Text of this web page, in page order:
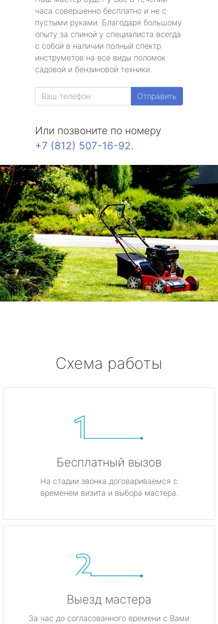
часа совершенно бесплатно и не с
пустыми руками. Благодаря большому
опыту за спиной у специалиста всегда
с собой в наличии полный спектр
инструметов на все виды поломок
садовой и бензиновой техники.
Отправить
Или позвоните по номеру
+7 (812) 507-16-92.
Схема работы
Бесплатный вызов
На стадии звонка договариваемся с
временем визита и выбора мастера.
Выезд мастера
За час до согласованного времени с Вами